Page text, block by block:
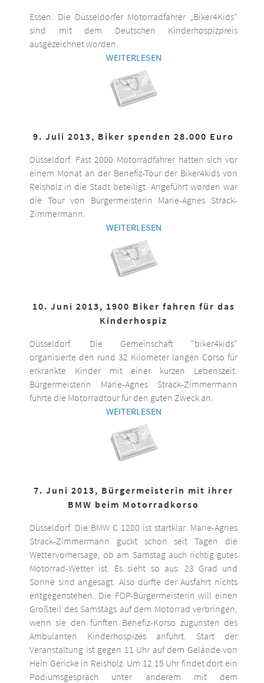
Essen. Die Düsseldorfer Motorradfahrer „Biker4Kids“
sind mit dem Deutschen Kinderhospizpreis
ausgezeichnet worden.
WEITERLESEN
9. Juli 2013, Biker spenden 28.000 Euro
Düsseldorf. Fast 2000 Motorradfahrer hatten sich vor
einem Monat an der Benefiz-Tour der Biker4kids von
Reisholz in die Stadt beteiligt. Angeführt worden war
die Tour von Bürgermeisterin Marie-Agnes Strack-
Zimmermann.
WEITERLESEN
10. Juni 2013, 1900 Biker fahren für das
Kinderhospiz
Düsseldorf. Die Gemeinschaft "biker4kids"
organisierte den rund 32 Kilometer langen Corso für
erkrankte Kinder mit einer kurzen Lebenszeit.
Bürgermeisterin Marie-Agnes Strack-Zimmermann
führte die Motorradtour für den guten Zweck an.
WEITERLESEN
7. Juni 2013, Bürgermeisterin mit ihrer
BMW beim Motorradkorso
Düsseldorf. Die BMW C 1200 ist startklar. Marie-Agnes
Strack-Zimmermann guckt schon seit Tagen die
Wettervorhersage, ob am Samstag auch richtig gutes
Motorrad-Wetter ist. Es sieht so aus: 23 Grad und
Sonne sind angesagt. Also dürfte der Ausfahrt nichts
entgegenstehen. Die FDP-Bürgermeisterin will einen
Großteil des Samstags auf dem Motorrad verbringen,
wenn sie den fünften Benefiz-Korso zugunsten des
Ambulanten Kinderhospizes anführt. Start der
Veranstaltung ist gegen 11 Uhr auf dem Gelände von
Hein Gericke in Reisholz. Um 12.15 Uhr findet dort ein
Podiumsgespräch unter anderem mit dem